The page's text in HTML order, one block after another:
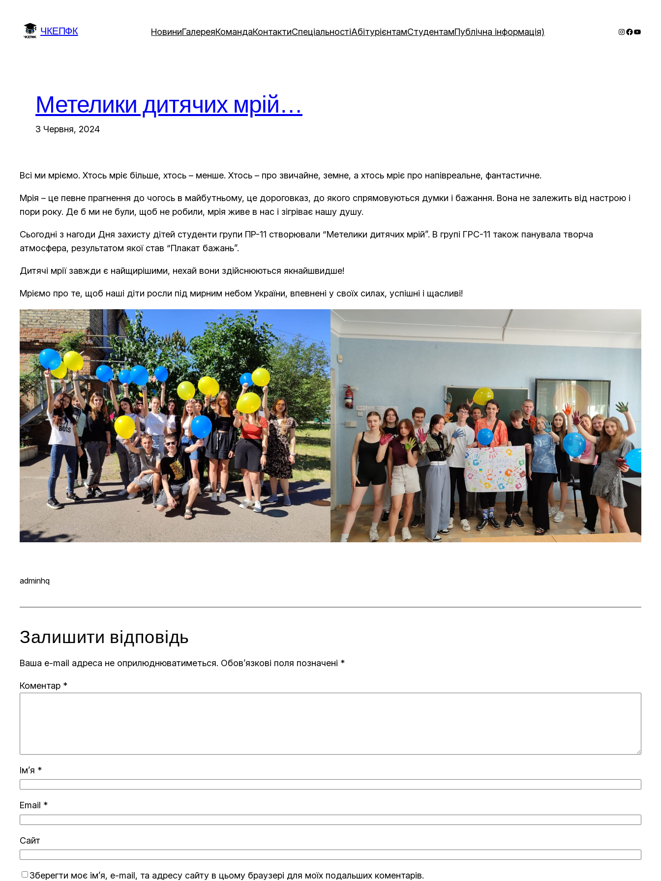
вмісту
ЧКЕПФК НовиниГалереяКомандаКонтактиСпеціальностіАбітурієнтамСтудентамПублічна інформація) Instagram
Метелики дитячих мрій…
3 Червня, 2024
Всі ми мріємо. Хтось мріє більше, хтось – менше. Хтось – про звичайне, земне, а хтось мріє про напівреальне, фантастичне.
Мрія – це певне прагнення до чогось в майбутньому, це дороговказ, до якого спрямовуються думки і бажання. Вона не залежить від настрою і
пори року. Де б ми не були, щоб не робили, мрія живе в нас і зігріває нашу душу.
Сьогодні з нагоди Дня захисту дітей студенти групи ПР-11 створювали “Метелики дитячих мрій”. В групі ГРС-11 також панувала творча
атмосфера, результатом якої став “Плакат бажань”.
Дитячі мрії завжди є найщирішими, нехай вони здійснюються якнайшвидше!
Мріємо про те, щоб наші діти росли під мирним небом України, впевнені у своїх силах, успішні і щасливі!
adminhq
Залишити відповідь
Ваша e-mail адреса не оприлюднюватиметься. Обов’язкові поля позначені *
Коментар *
Ім’я *
Email *
Сайт
Зберегти моє ім’я, e-mail, та адресу сайту в цьому браузері для моїх подальших коментарів.